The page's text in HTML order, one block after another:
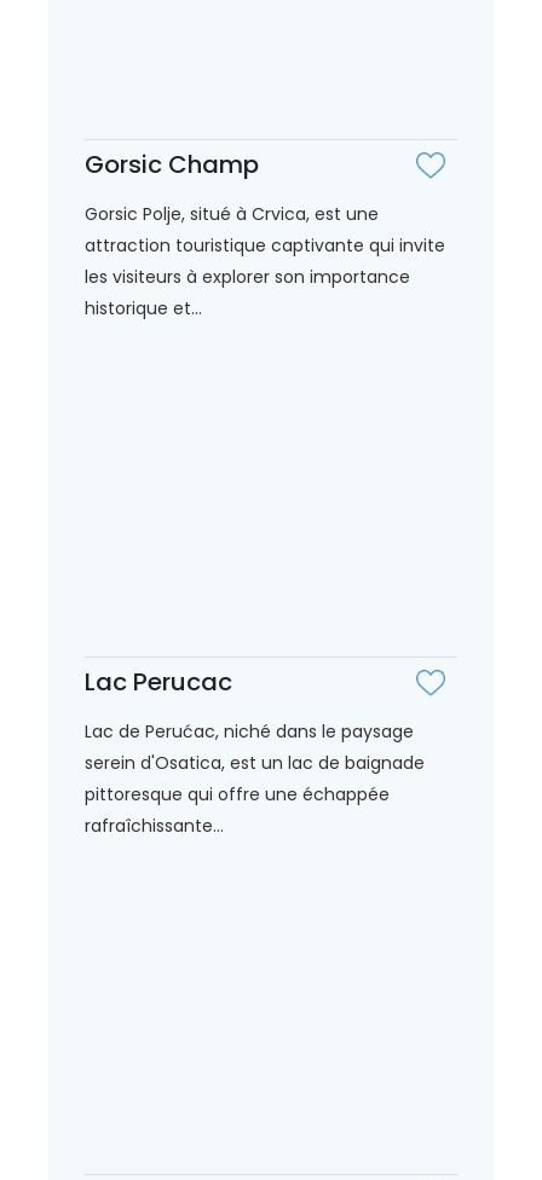
Gorsic Champ
Gorsic Polje, situé à Crvica, est une
attraction touristique captivante qui invite
les visiteurs à explorer son importance
historique et...
Lac Perucac
Lac de Perućac, niché dans le paysage
serein d'Osatica, est un lac de baignade
pittoresque qui offre une échappée
rafraîchissante...